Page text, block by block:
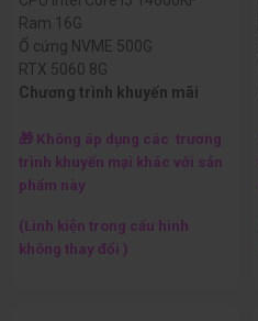
Ram 16G
Ổ cứng NVME 500G
RTX 5060 8G
Chương trình khuyến mãi
🎁 Không áp dụng các trương
trình khuyến mại khác với sản
phẩm này
(Linh kiện trong cấu hình
không thay đổi )